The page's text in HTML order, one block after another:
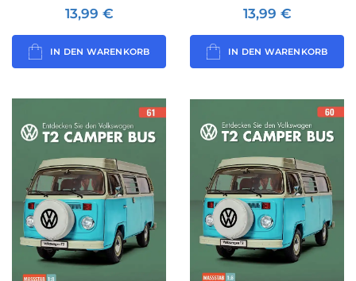
13,99 €
IN DEN WARENKORB
13,99 €
IN DEN WARENKORB